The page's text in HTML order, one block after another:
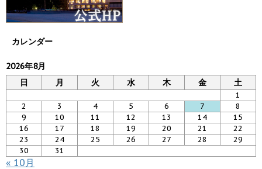
カレンダー
2026年8月
日
月 火 水 木 金 土
1
2
3 4 5 6 7
8
9
10 11 12 13 14
15
16
17 18 19 20 21
22
23
24 25 26 27 28
29
30
31
« 10月